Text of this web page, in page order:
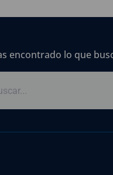
encontrado lo que